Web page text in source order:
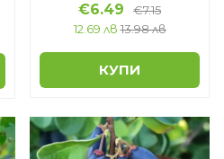
€6.49
€7.15
12.69 лв 13.98 лв
КУПИ